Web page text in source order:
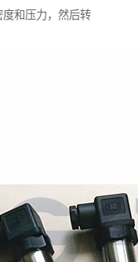
和压力，然后转